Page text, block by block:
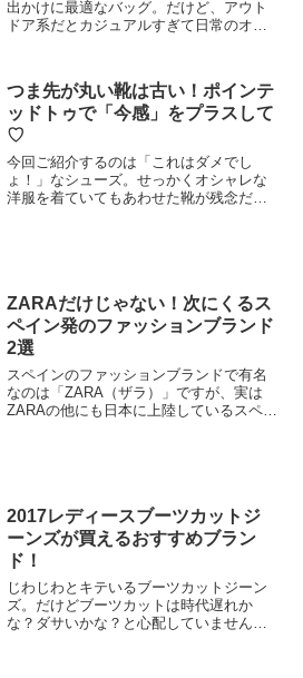
出かけに最適なバッグ。だけど、アウト
ドア系だとカジュアルすぎて日常のオシ
り、なかなか普段使いできるリュックが
見つからないと悩んでいらっ...
つま先が丸い靴は古い！ポインテ
ッドトゥで「今感」をプラスして
♡
今回ご紹介するのは「これはダメでし
ょ！」なシューズ。せっかくオシャレな
洋服を着ていてもあわせた靴が残念だっ
ZARAだけじゃない！次にくるス
ペイン発のファッションブランド
2選
スペインのファッションブランドで有名
なのは「ZARA（ザラ）」ですが、実は
ZARAの他にも日本に上陸しているスペイ
2017レディースブーツカットジ
ーンズが買えるおすすめブラン
ド！
じわじわとキテいるブーツカットジーン
ズ。だけどブーツカットは時代遅れか
な？ダサいかな？と心配していません